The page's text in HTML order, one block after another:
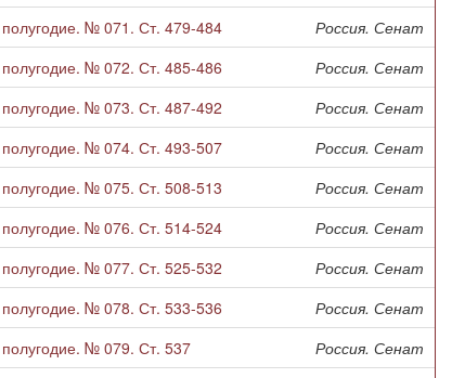
№ 071. Ст. 479-484
Россия. Сенат
№ 072. Ст. 485-486
Россия. Сенат
№ 073. Ст. 487-492
Россия. Сенат
№ 074. Ст. 493-507
Россия. Сенат
№ 075. Ст. 508-513
Россия. Сенат
№ 076. Ст. 514-524
Россия. Сенат
№ 077. Ст. 525-532
Россия. Сенат
№ 078. Ст. 533-536
Россия. Сенат
№ 079. Ст. 537
Россия. Сенат